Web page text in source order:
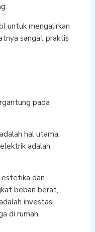
untuk mengalirkan
sangat praktis
pada
hal utama,
adalah
estetika dan
beban berat,
investasi
di rumah.